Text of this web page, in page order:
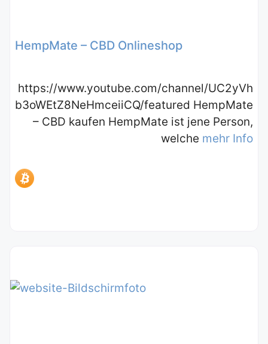
HempMate – CBD Onlineshop
https://www.youtube.com/channel/UC2yVh
b3oWEtZ8NeHmceiiCQ/featured HempMate
– CBD kaufen HempMate ist jene Person,
welche mehr Info